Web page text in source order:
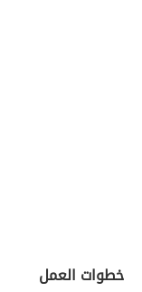
خطوات العمل